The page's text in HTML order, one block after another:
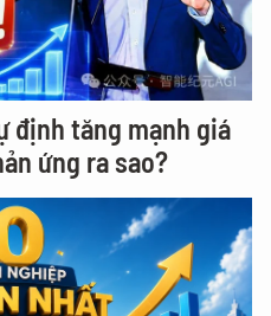
định tăng mạnh giá
ứng ra sao?